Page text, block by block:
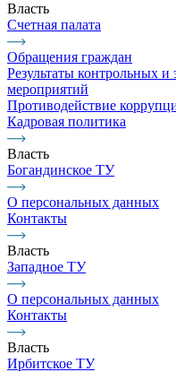
Власть
Счетная палата
Обращения граждан
Результаты контрольных и
мероприятий
Противодействие
Кадровая политика
Власть
Богандинское ТУ
О персональных данных
Контакты
Власть
Западное ТУ
О персональных данных
Контакты
Власть
Ирбитское ТУ